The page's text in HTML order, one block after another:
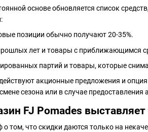
основе обновляется список
позиции обычно получают 20-35%.
лет и товары с приближающимся
партий и товары, которые
акционные предложения и
сезона или в случае предоставления
FJ Pomades
том, что скидки даются только на